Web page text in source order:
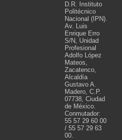
D.R. Instituto
Politécnico
Nacional (IPN).
Av. Luis
Enrique Erro
S/N, Unidad
Profesional
Adolfo López
Mateos,
Zacatenco,
Alcaldía
Gustavo A.
Madero, C.P.
07738, Ciudad
de México.
Conmutador:
55 57 29 60 00
/ 55 57 29 63
00.